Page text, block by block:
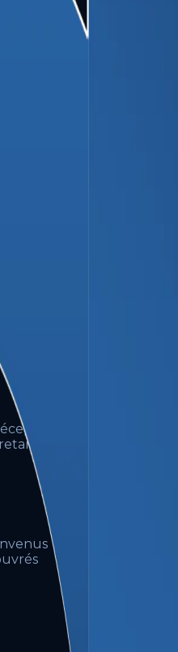
les relations
branding, SEO, publicité
d'un devis
modalités de paiement
moyen convenu
de l'acompte et
imputable au client.